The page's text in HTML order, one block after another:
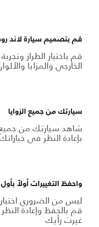
قم بتصميم سيارة لاند
قم باختيار الطراز
الخارجي والمزايا
سيارتك من جميع الزوايا
بإعادة النظر في
واحفظ التغييرات أولاً بأول
ليس من الضروري
قم بالحفظ وإعادة
غيرت رأيك